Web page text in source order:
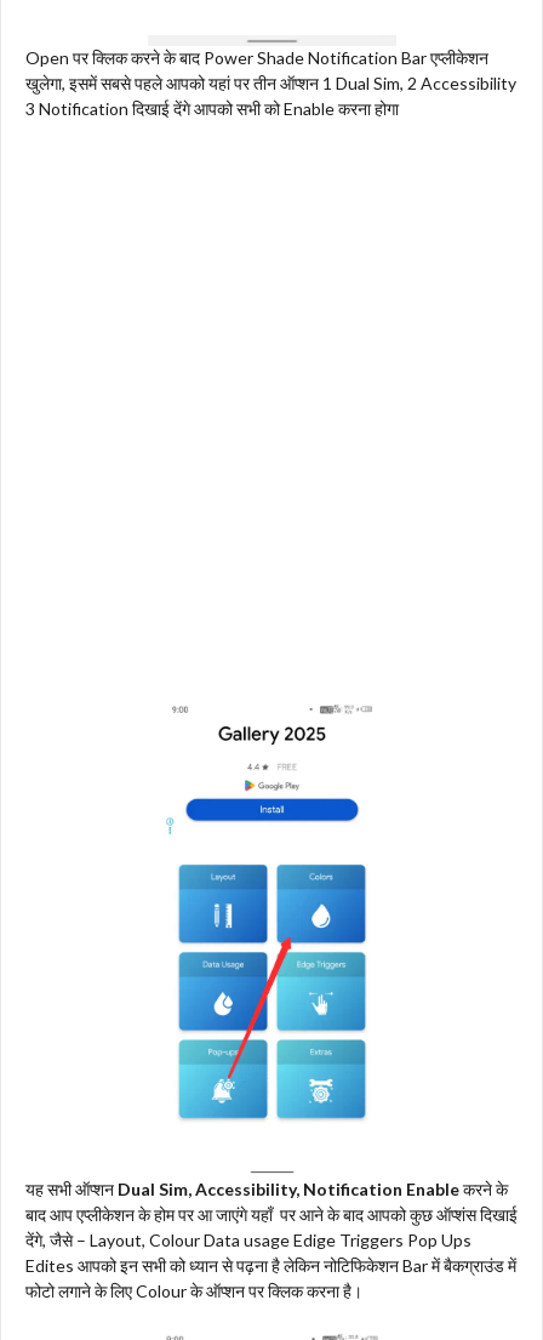
Open पर क्लिक करने के बाद Power Shade Notification Bar एप्लीकेशन
खुलेगा, इसमें सबसे पहले आपको यहां पर तीन ऑप्शन 1 Dual Sim, 2 Accessibility
3 Notification दिखाई देंगे आपको सभी को Enable करना होगा
यह सभी ऑप्शन Dual Sim, Accessibility, Notification Enableकरने के
बाद आप एप्लीकेशन के होम पर आ जाएंगे यहाँ पर आने के बाद आपको कुछ ऑप्शंस दिखाई
देंगे, जैसे – Layout, Colour Data usage Edige Triggers Pop Ups
Edites आपको इन सभी को ध्यान से पढ़ना है लेकिन नोटिफिकेशन Bar में बैकग्राउंड में
फोटो लगाने के लिए Colour के ऑप्शन पर क्लिक करना है।